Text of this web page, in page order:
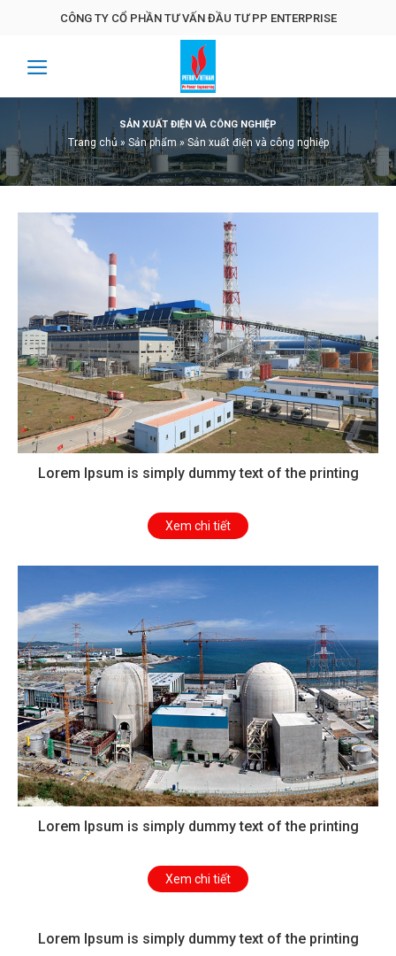
CÔNG TY CỔ PHẦN TƯ VẤN ĐẦU TƯ PP ENTERPRISE
SẢN XUẤT ĐIỆN VÀ CÔNG NGHIỆP
Trang chủ » Sản phẩm »Sản xuất điện và công nghiệp
Lorem Ipsum is simply dummy text of the printing
Xem chi tiết
Lorem Ipsum is simply dummy text of the printing
Xem chi tiết
Lorem Ipsum is simply dummy text of the printing